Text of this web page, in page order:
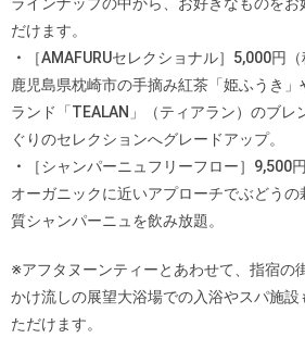
だけます。
・
［AMAFURUセレクショナル］5,000円
鹿児島県枕崎市の手摘み紅茶「姫ふうき
ランド「TEALAN」（ティアラン）のブレ
ぐりのセレクションへグレードアップ。
・
［シャンパーニュフリーフロー］9,500
オーガニックに近いアプローチでぶどう
質シャンパーニュを飲み放題。
※アフタヌーンティーとあわせて、指宿の
かけ流しの展望大浴場での入浴やスパ施
ただけます。